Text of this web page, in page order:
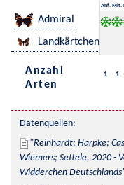
Anf. Mit.
Admiral
Landkärtchen
Anzahl
Arten
1 1
Datenquellen:
Reinhardt; Harpke;
Wiemers; Settele, 2020 -
Widderchen Deutschlands